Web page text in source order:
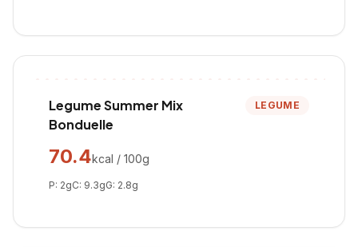
Legume Summer Mix
Bonduelle
LEGUME
70.4kcal / 100g
P: 2gC: 9.3gG: 2.8g